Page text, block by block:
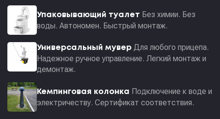
Упаковывающий туалет Без химии. Без
воды. Автономен. Быстрый монтаж.
Универсальный мувер Для любого прицепа.
Надежное ручное управление. Легкий монтаж и
демонтаж.
Кемпинговая колонка Подключение к воде и
электричеству. Сертификат соответствия.